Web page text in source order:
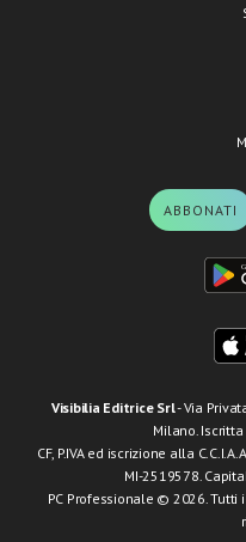
ABBONATI
Visibilia Editrice Srl- Via
Milano. Iscritta
CF, P.IVA ed iscrizione alla
MI-2519578.
PC Professionale © 2026.